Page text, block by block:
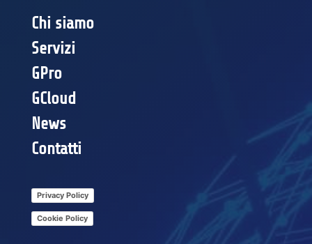
Chi siamo
Servizi
GPro
GCloud
News
Contatti
Privacy Policy
Cookie Policy